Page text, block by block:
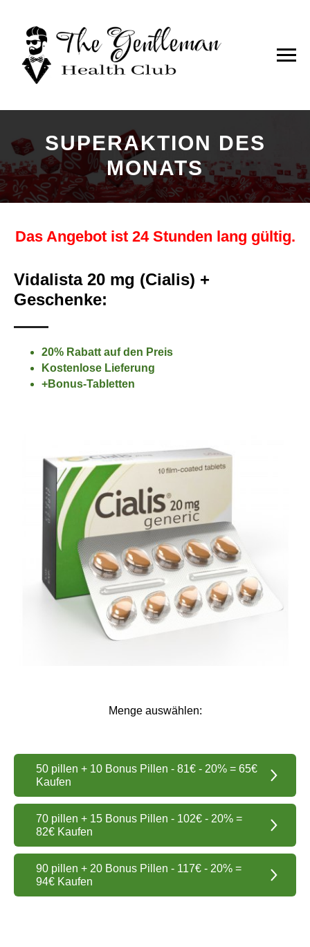
SUPERAKTION DES
MONATS
Das Angebot ist 24 Stunden lang gültig.
Vidalista 20 mg (Cialis) +
Geschenke:
20% Rabatt auf den Preis
Kostenlose Lieferung
+Bonus-Tabletten
Menge auswählen:
50 pillen + 10 Bonus Pillen - 81€ - 20% = 65€
Kaufen
70 pillen + 15 Bonus Pillen - 102€ - 20% =
82€ Kaufen
90 pillen + 20 Bonus Pillen - 117€ - 20% =
94€ Kaufen